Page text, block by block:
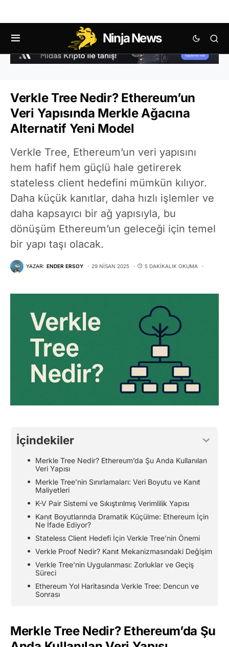
Ninja News
Verkle Tree Nedir? Ethereum’un
Veri Yapısında Merkle Ağacına
Alternatif Yeni Model
Verkle Tree, Ethereum’un veri yapısını
hem hafif hem güçlü hale getirerek
stateless client hedefini mümkün kılıyor.
Daha küçük kanıtlar, daha hızlı işlemler ve
daha kapsayıcı bir ağ yapısıyla, bu
dönüşüm Ethereum’un geleceği için temel
bir yapı taşı olacak.
YAZAR: ENDER ERSOY 29 NISAN 2025 5 DAKIKALIK OKUMA
İçindekiler
Merkle Tree Nedir? Ethereum’da Şu Anda Kullanılan
Veri Yapısı
Merkle Tree’nin Sınırlamaları: Veri Boyutu ve Kanıt
Maliyetleri
K-V Pair Sistemi ve Sıkıştırılmış Verimlilik Yapısı
Kanıt Boyutlarında Dramatik Küçülme: Ethereum İçin
Ne İfade Ediyor?
Stateless Client Hedefi İçin Verkle Tree’nin Önemi
Verkle Proof Nedir? Kanıt Mekanizmasındaki Değişim
Verkle Tree’nin Uygulanması: Zorluklar ve Geçiş
Süreci
Ethereum Yol Haritasında Verkle Tree: Dencun ve
Sonrası
Merkle Tree Nedir? Ethereum’da Şu